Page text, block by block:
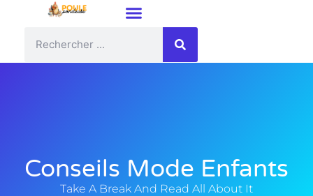
Conseils Mode Enfants
Take A Break And Read All About It